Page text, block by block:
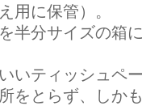
用に保管）。
半分サイズの箱
いティッシュペ
をとらず、しか